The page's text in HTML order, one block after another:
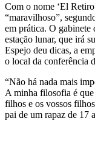
Com o nome ‘El
“maravilhoso”,
em prática. O gabinete
estação lunar, que irá
Espejo deu dicas, a
o local da conferência
“Não há nada mais
A minha filosofia é
filhos e os vossos
pai de um rapaz de 17